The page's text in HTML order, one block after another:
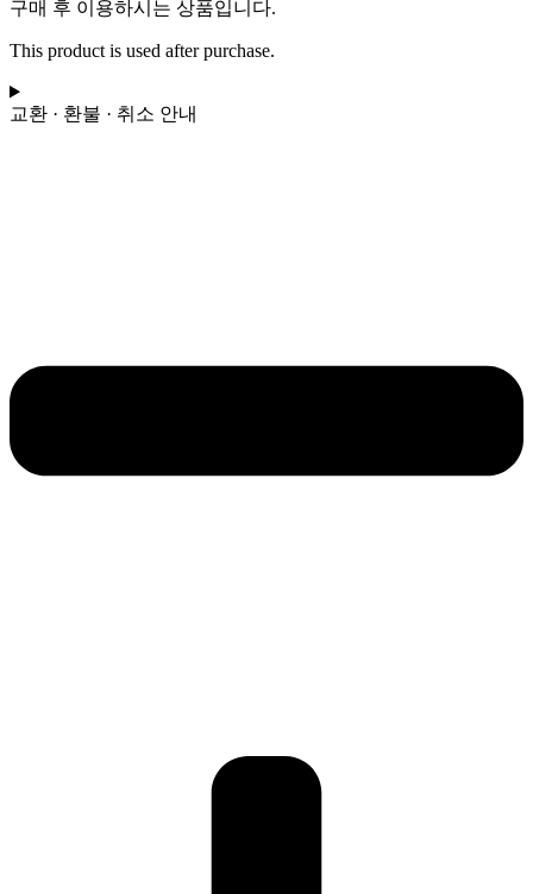
Escape
Boys
Girls
수
구매 후 이용하시는 상품입니다.
This product is used after purchase.
교환 · 환불 · 취소 안내